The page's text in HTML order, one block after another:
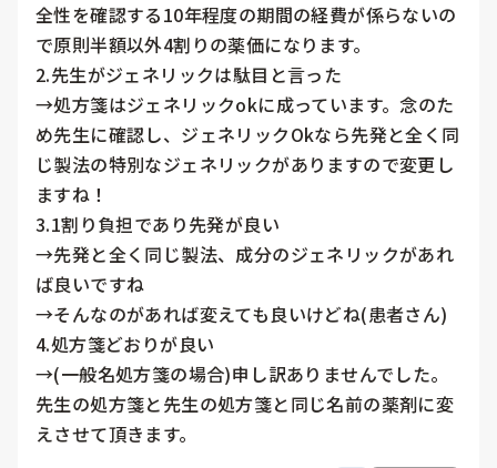
全性を確認する10年程度の期間の経費が係らないの
で原則半額以外4割りの薬価になります。
2.先生がジェネリックは駄目と言った
→処方箋はジェネリックokに成っています。念のた
め先生に確認し、ジェネリックOkなら先発と全く同
じ製法の特別なジェネリックがありますので変更し
ますね！
3.1割り負担であり先発が良い
→先発と全く同じ製法、成分のジェネリックがあれ
ば良いですね
→そんなのがあれば変えても良いけどね(患者さん)
4.処方箋どおりが良い
→(一般名処方箋の場合)申し訳ありませんでした。
先生の処方箋と先生の処方箋と同じ名前の薬剤に変
えさせて頂きます。